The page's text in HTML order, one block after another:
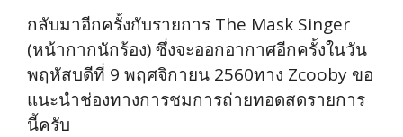
กลับมาอีกครั้งกับรายการ The Mask Singer
(หน้ากากนักร้อง) ซึ่งจะออกอากาศอีกครั้งในวัน
พฤหัสบดีที่ 9 พฤศจิกายน 2560ทาง Zcooby ขอ
แนะนำช่องทางการชมการถ่ายทอดสดรายการ
นี้ครับ